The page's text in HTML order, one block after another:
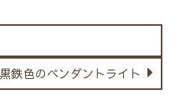
黒鉄色のペンダントライト